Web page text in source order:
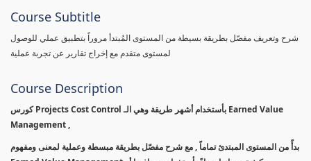
Course Subtitle
شرح وتعريف مفصّل بطريقة بسيطة من المستوى المُبتدأ مروراً بتطبيق عملي للوصول
لمستوى متقدم مع إخراج تقارير عن تجربة عملية
Course Description
كورس Projects Cost Control بأستخدام أشهر طريقة وهي الـ Earned Value
Management ,
بدأً من المستوى المبتدئ تماماً , مع شرح مفصّل بطريقة مبسطة وعملية لمعنى ومفهوم